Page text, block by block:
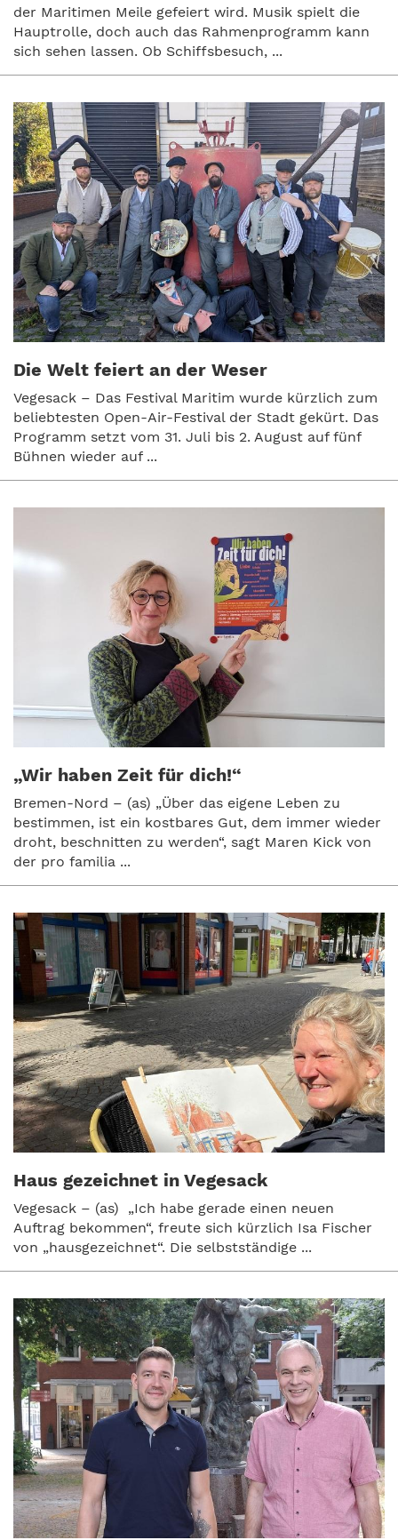
der Maritimen Meile gefeiert wird. Musik spielt die
Hauptrolle, doch auch das Rahmenprogramm kann
sich sehen lassen. Ob Schiffsbesuch, ...
Die Welt feiert an der Weser
Vegesack – Das Festival Maritim wurde kürzlich zum
beliebtesten Open-Air-Festival der Stadt gekürt. Das
Programm setzt vom 31. Juli bis 2. August auf fünf
Bühnen wieder auf ...
„Wir haben Zeit für dich!“
Bremen-Nord – (as) „Über das eigene Leben zu
bestimmen, ist ein kostbares Gut, dem immer wieder
droht, beschnitten zu werden“, sagt Maren Kick von
der pro familia ...
Haus gezeichnet in Vegesack
Vegesack – (as) „Ich habe gerade einen neuen
Auftrag bekommen“, freute sich kürzlich Isa Fischer
von „hausgezeichnet“. Die selbstständige ...